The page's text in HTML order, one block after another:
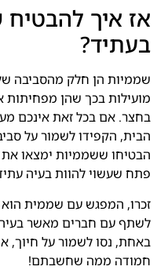
אז איך
בעתיד?
שממיות הן חלק מהסביבה
מועילות בכך שהן
בחצר. אם בכל זאת אינכם
הבית, הקפידו לשמור על
הבטיחו ששממיות ימצאו את
פתח שעשוי להוות בעיה
זכרו, המפגש עם שממית
לשתף עם חברים מאשר
באחת, נסו לשמור על חיוך,
חמודה ממה שחשבתם!